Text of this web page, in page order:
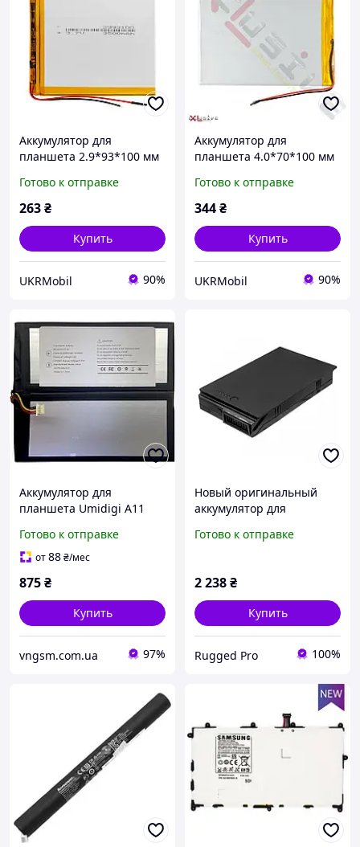
Аккумулятор для
планшета 2.9*93*100 мм
Готово к отправке
263₴
Купить
UKRMobil 90%
Аккумулятор для
планшета 4.0*70*100 мм
Готово к отправке
344₴
Купить
UKRMobil 90%
Аккумулятор для
планшета Umidigi A11
Готово к отправке
от88₴/мес
875₴
Купить
vngsm.com.ua 97%
Новый оригинальный
аккумулятор для
Dell Latitude 12 Rugged
Готово к отправке
2 238₴
Купить
Rugged Pro 100%